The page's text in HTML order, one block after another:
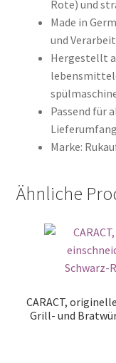
Rote) und
Made in
und
Hergestellt
Passend für
Marke:
Ähnliche
CARACT,
Grill- und